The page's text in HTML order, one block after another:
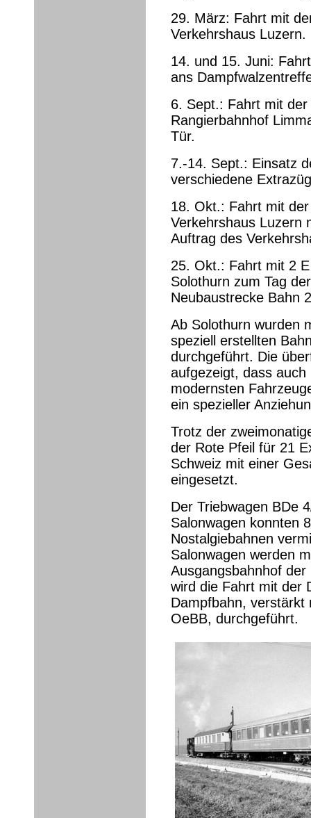
29. März: Fahrt mit
Verkehrshaus Luzern.
14. und 15. Juni:
ans
6. Sept.: Fahrt mit
Rangierbahnhof
Tür.
7.-14. Sept.: Einsatz
verschiedene
18. Okt.: Fahrt mit
Verkehrshaus Luzern
Auftrag des
25. Okt.: Fahrt mit 2
Solothurn zum Tag
Neubaustrecke Bahn
Ab Solothurn wurden
speziell erstellten
durchgeführt. Die
aufgezeigt, dass
modernsten
ein spezieller
Trotz der
der Rote Pfeil für 21
Schweiz mit einer
eingesetzt.
Der Triebwagen BDe
Salonwagen konnten
Nostalgiebahnen
Salonwagen werden
Ausgangsbahnhof
wird die Fahrt mit der
Dampfbahn, verstärkt
OeBB, durchgeführt.